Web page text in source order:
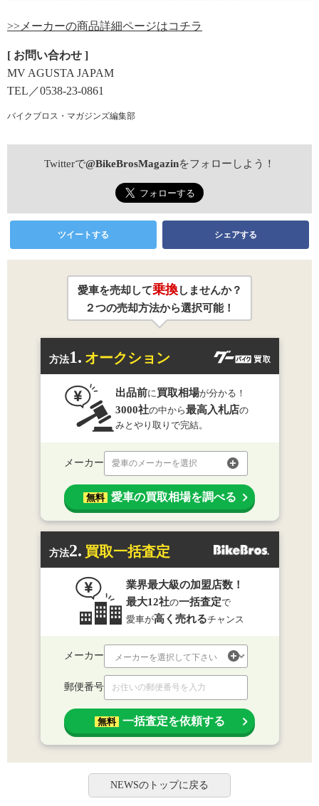
>>メーカーの商品詳細ページはコチラ
[ お問い合わせ ]
MV AGUSTA JAPAM
TEL／0538-23-0861
バイクブロス・マガジンズ編集部
Twitterで@BikeBrosMagazinをフォローしよう！
ツイートする シェアする
愛車を売却して乗換しませんか？
２つの売却方法から選択可能！
方法1. オークション
出品前に 買取相場が分かる！
3000社の中から最高入札店の
みとやり取りで完結。
メーカー 愛車のメーカーを選択
無料 愛車の買取相場を調べる
方法2. 買取一括査定
業界最大級の加盟店数！
最大12社の一括査定で
愛車が高く売れるチャンス
メーカー
郵便番号
無料 一括査定を依頼する
NEWSのトップに戻る